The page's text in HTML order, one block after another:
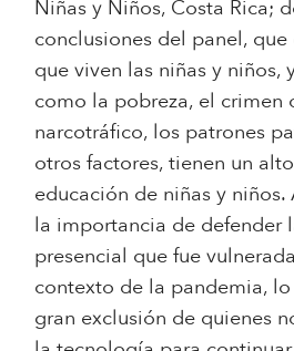
Niñas y Niños, Costa Rica;
conclusiones del panel,
que viven las niñas y niños,
como la pobreza, el crimen
narcotráfico, los patrones
otros factores, tienen un
educación de niñas y
la importancia de defender
presencial que fue
contexto de la pandemia,
gran exclusión de quienes